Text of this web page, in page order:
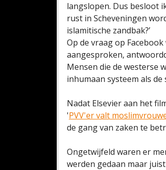
langslopen. Dus besloot
rust in Scheveningen
islamitische zandbak?’
Op de vraag op
aangesproken,
Mensen die de westerse
inhumaan systeem als
Nadat Elsevier aan het
'PVV'er valt
de gang van zaken te
Ongetwijfeld waren er
werden gedaan maar